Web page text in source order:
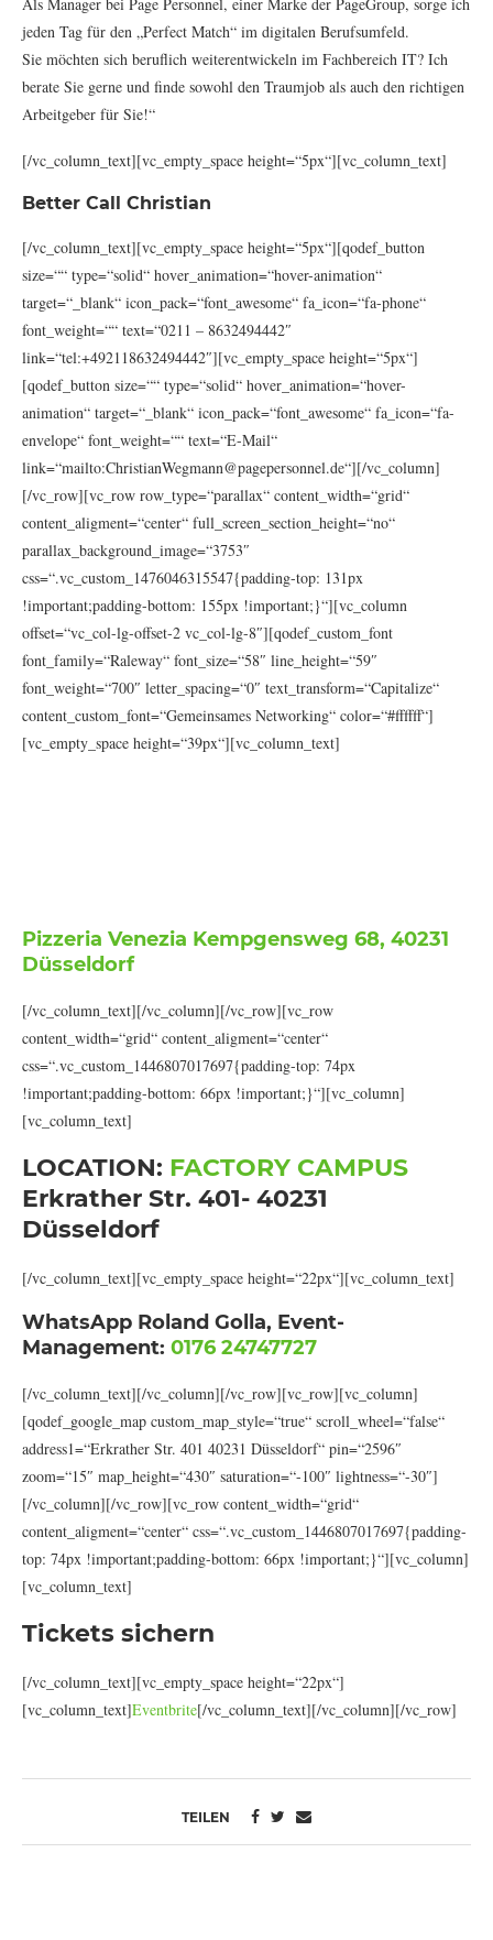
jeden Tag für den „Perfect Match“ im digitalen Berufsumfeld.
Sie möchten sich beruflich weiterentwickeln im Fachbereich IT? Ich
berate Sie gerne und finde sowohl den Traumjob als auch den richtigen
Arbeitgeber für Sie!“
[/vc_column_text][vc_empty_space height=“5px“][vc_column_text]
Better Call Christian
[/vc_column_text][vc_empty_space height=“5px“][qodef_button
size=““ type=“solid“ hover_animation=“hover-animation“
target=“_blank“ icon_pack=“font_awesome“ fa_icon=“fa-phone“
font_weight=““ text=“0211 – 8632494442″
link=“tel:+492118632494442″][vc_empty_space height=“5px“]
[qodef_button size=““ type=“solid“ hover_animation=“hover-
animation“ target=“_blank“ icon_pack=“font_awesome“ fa_icon=“fa-
envelope“ font_weight=““ text=“E-Mail“
link=“mailto:ChristianWegmann@pagepersonnel.de“][/vc_column]
[/vc_row][vc_row row_type=“parallax“ content_width=“grid“
content_aligment=“center“ full_screen_section_height=“no“
parallax_background_image=“3753″
css=“.vc_custom_1476046315547{padding-top: 131px
!important;padding-bottom: 155px !important;}“][vc_column
offset=“vc_col-lg-offset-2 vc_col-lg-8″][qodef_custom_font
font_family=“Raleway“ font_size=“58″ line_height=“59″
font_weight=“700″ letter_spacing=“0″ text_transform=“Capitalize“
content_custom_font=“Gemeinsames Networking“ color=“#ffffff“]
[vc_empty_space height=“39px“][vc_column_text]
Pizzeria Venezia Kempgensweg 68, 40231
Düsseldorf
[/vc_column_text][/vc_column][/vc_row][vc_row
content_width=“grid“ content_aligment=“center“
css=“.vc_custom_1446807017697{padding-top: 74px
!important;padding-bottom: 66px !important;}“][vc_column]
[vc_column_text]
LOCATION: FACTORY CAMPUS
Erkrather Str. 401- 40231
Düsseldorf
[/vc_column_text][vc_empty_space height=“22px“][vc_column_text]
WhatsApp Roland Golla, Event-
Management: 0176 24747727
[/vc_column_text][/vc_column][/vc_row][vc_row][vc_column]
[qodef_google_map custom_map_style=“true“ scroll_wheel=“false“
address1=“Erkrather Str. 401 40231 Düsseldorf“ pin=“2596″
zoom=“15″ map_height=“430″ saturation=“-100″ lightness=“-30″]
[/vc_column][/vc_row][vc_row content_width=“grid“
content_aligment=“center“ css=“.vc_custom_1446807017697{padding-
top: 74px !important;padding-bottom: 66px !important;}“][vc_column]
[vc_column_text]
Tickets sichern
[/vc_column_text][vc_empty_space height=“22px“]
[vc_column_text]Eventbrite[/vc_column_text][/vc_column][/vc_row]
TEILEN